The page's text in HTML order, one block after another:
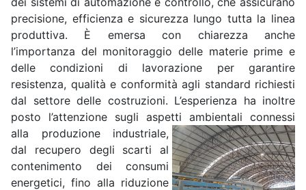
precisione, efficienza e sicurezza lungo tutta la linea
produttiva. È emersa con chiarezza anche
l’importanza del monitoraggio delle materie prime e
delle condizioni di lavorazione per garantire
resistenza, qualità e conformità agli standard richiesti
dal settore delle costruzioni. L’esperienza ha inoltre
posto l’attenzione sugli aspetti ambientali connessi
alla produzione industriale,
dal recupero degli scarti al
contenimento dei consumi
energetici, fino alla riduzione